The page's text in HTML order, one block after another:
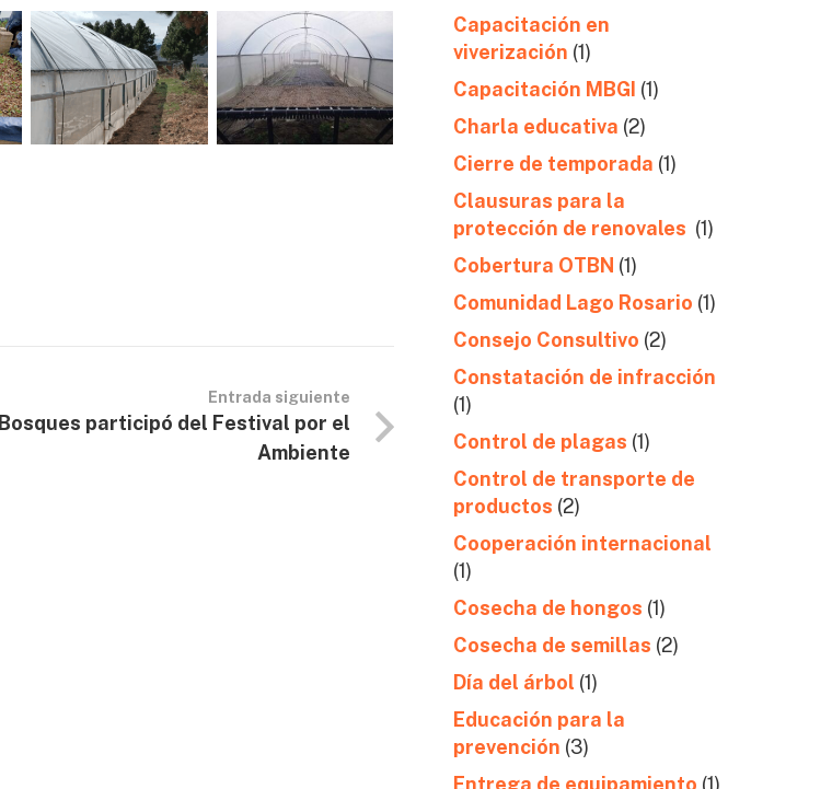
Entrada siguiente
Bosques participó del Festival por el
Ambiente
Capacitación en
viverización (1)
Capacitación MBGI (1)
Charla educativa (2)
Cierre de temporada (1)
Clausuras para la
protección de renovales (1)
Cobertura OTBN (1)
Comunidad Lago Rosario (1)
Consejo Consultivo (2)
Constatación de infracción
(1)
Control de plagas (1)
Control de transporte de
productos (2)
Cooperación internacional
(1)
Cosecha de hongos (1)
Cosecha de semillas (2)
Día del árbol (1)
Educación para la
prevención (3)
Entrega de equipamiento (1)